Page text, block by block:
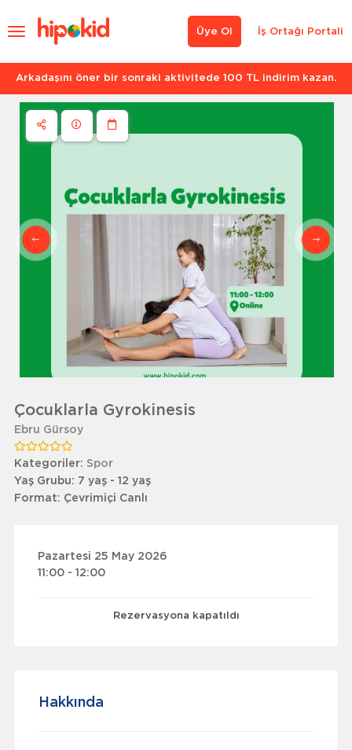
İş Ortağı Portali
Üye Ol
Arkadaşını öner bir sonraki aktivitede 100 TL indirim kazan.
Çocuklarla Gyrokinesis
Ebru Gürsoy
Kategoriler: Spor
Yaş Grubu: 7 yaş - 12 yaş
Format: Çevrimiçi Canlı
Pazartesi 25 May 2026
11:00 - 12:00
Rezervasyona kapatıldı
Hakkında